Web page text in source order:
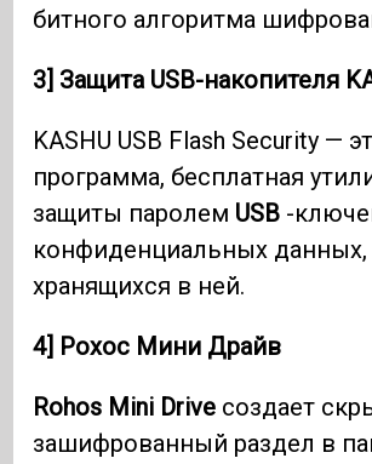
битного алгоритма
3] Защита USB-накопителя
KASHU USB Flash Security —
программа, бесплатная
защиты паролем USB -
конфиденциальных данных,
хранящихся в ней.
4] Рохос Мини Драйв
Rohos Mini Drive создает
зашифрованный раздел в